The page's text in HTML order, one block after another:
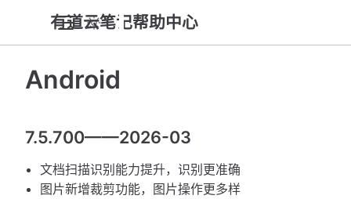
有道云笔记帮助中心
Android
7.5.700——2026-03
文档扫描识别能力提升，识别更准确
图片新增裁剪功能，图片操作更多样